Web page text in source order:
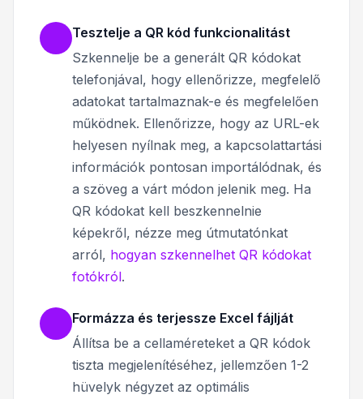
Tesztelje a QR kód funkcionalitást
Szkennelје be a generált QR kódokat
telefonjával, hogy ellenőrizze, megfelelő
adatokat tartalmaznak-e és megfelelően
működnek. Ellenőrizze, hogy az URL-ek
helyesen nyílnak meg, a kapcsolattartási
információk pontosan importálódnak, és
a szöveg a várt módon jelenik meg. Ha
QR kódokat kell beszkennelnie
képekről, nézze meg útmutatónkat
arról, hogyan szkennelhet QR kódokat
fotókról.
Formázza és terjessze Excel fájlját
Állítsa be a cellaméreteket a QR kódok
tiszta megjelenítéséhez, jellemzően 1-2
hüvelyk négyzet az optimális